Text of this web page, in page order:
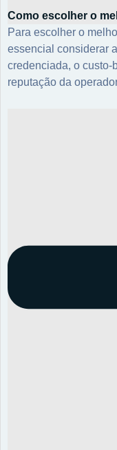
Como escolher o
Para escolher o
essencial considerar
credenciada, o custo-
reputação da